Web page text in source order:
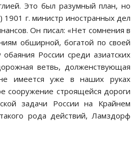
Это был разумный план, но
г. министр иностранных дел
Он писал: «Нет сомнения в
обширной, богатой по своей
России среди азиатских
ветвь, долженствующая
имеется уже в наших руках
сооружение строящейся дороги
задачи России на Крайнем
рода действий, Ламздорф